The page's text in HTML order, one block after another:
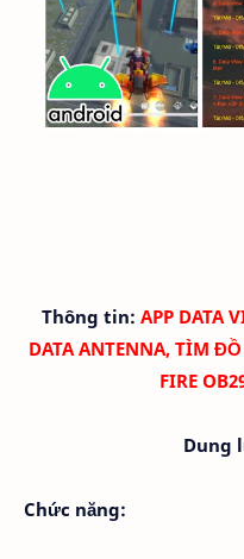
Thông tin: APP DATA
DATA ANTENNA, TÌM
FIRE
Dung
Chức năng: